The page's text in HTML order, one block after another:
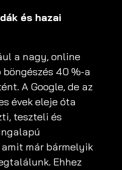
és hazai
a nagy, online
40 %-a
A Google, de az
évek eleje óta
teszteli és
már bármelyik
Ehhez